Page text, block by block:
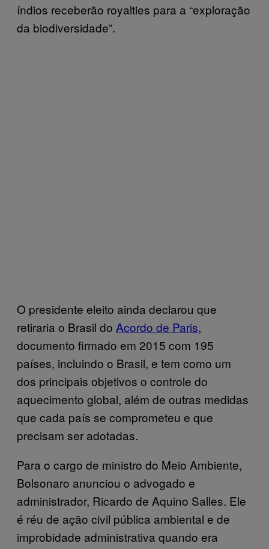
índios receberão royalties para a “exploração
da biodiversidade”.
O presidente eleito ainda declarou que
retiraria o Brasil do Acordo de Paris,
documento firmado em 2015 com 195
países, incluindo o Brasil, e tem como um
dos principais objetivos o controle do
aquecimento global, além de outras medidas
que cada país se comprometeu e que
precisam ser adotadas.
Para o cargo de ministro do Meio Ambiente,
Bolsonaro anunciou o advogado e
administrador, Ricardo de Aquino Salles. Ele
é réu de ação civil pública ambiental e de
improbidade administrativa quando era